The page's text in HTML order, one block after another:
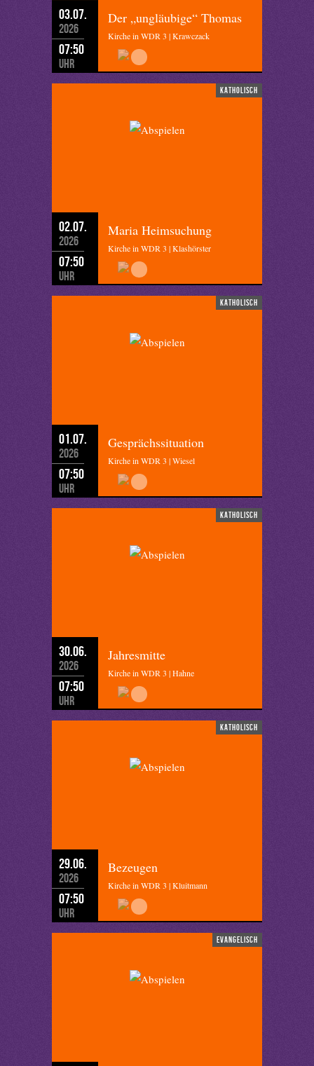
03.07.
2026
07:50
Uhr
Der „ungläubige“ Thomas
Kirche in WDR 3 | Krawczack
katholisch
02.07.
2026
07:50
Uhr
Maria Heimsuchung
Kirche in WDR 3 | Klashörster
katholisch
01.07.
2026
07:50
Uhr
Gesprächssituation
Kirche in WDR 3 | Wiesel
katholisch
30.06.
2026
07:50
Uhr
Jahresmitte
Kirche in WDR 3 | Hahne
katholisch
29.06.
2026
07:50
Uhr
Bezeugen
Kirche in WDR 3 | Kluitmann
evangelisch